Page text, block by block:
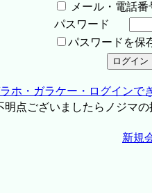
メール・電話
パスワード
パスワードを保
ホ・ガラケー・ログインで
点ございましたらノジマの
新規